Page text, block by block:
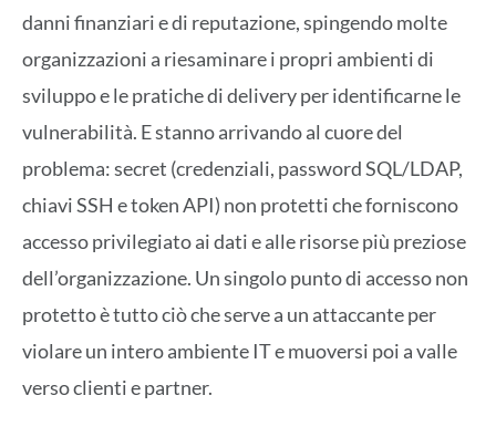
danni finanziari e di reputazione, spingendo molte
organizzazioni a riesaminare i propri ambienti di
sviluppo e le pratiche di delivery per identificarne le
vulnerabilità. E stanno arrivando al cuore del
problema: secret (credenziali, password SQL/LDAP,
chiavi SSH e token API) non protetti che forniscono
accesso privilegiato ai dati e alle risorse più preziose
dell’organizzazione. Un singolo punto di accesso non
protetto è tutto ciò che serve a un attaccante per
violare un intero ambiente IT e muoversi poi a valle
verso clienti e partner.